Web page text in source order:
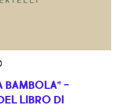
BAMBOLA” -
LIBRO DI